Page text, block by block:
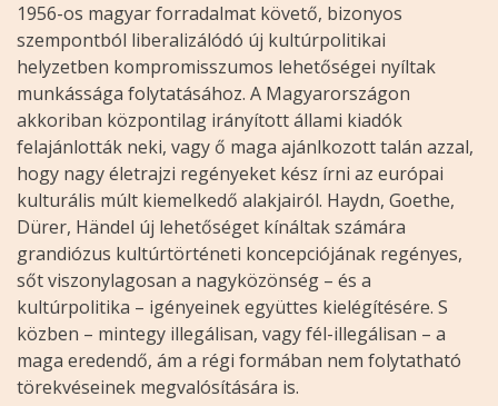
1956-os magyar forradalmat követő, bizonyos
szempontból liberalizálódó új kultúrpolitikai
helyzetben kompromisszumos lehetőségei nyíltak
munkássága folytatásához. A Magyarországon
akkoriban központilag irányított állami kiadók
felajánlották neki, vagy ő maga ajánlkozott talán azzal,
hogy nagy életrajzi regényeket kész írni az európai
kulturális múlt kiemelkedő alakjairól. Haydn, Goethe,
Dürer, Händel új lehetőséget kínáltak számára
grandiózus kultúrtörténeti koncepciójának regényes,
sőt viszonylagosan a nagyközönség – és a
kultúrpolitika – igényeinek együttes kielégítésére. S
közben – mintegy illegálisan, vagy fél-illegálisan – a
maga eredendő, ám a régi formában nem folytatható
törekvéseinek megvalósítására is.